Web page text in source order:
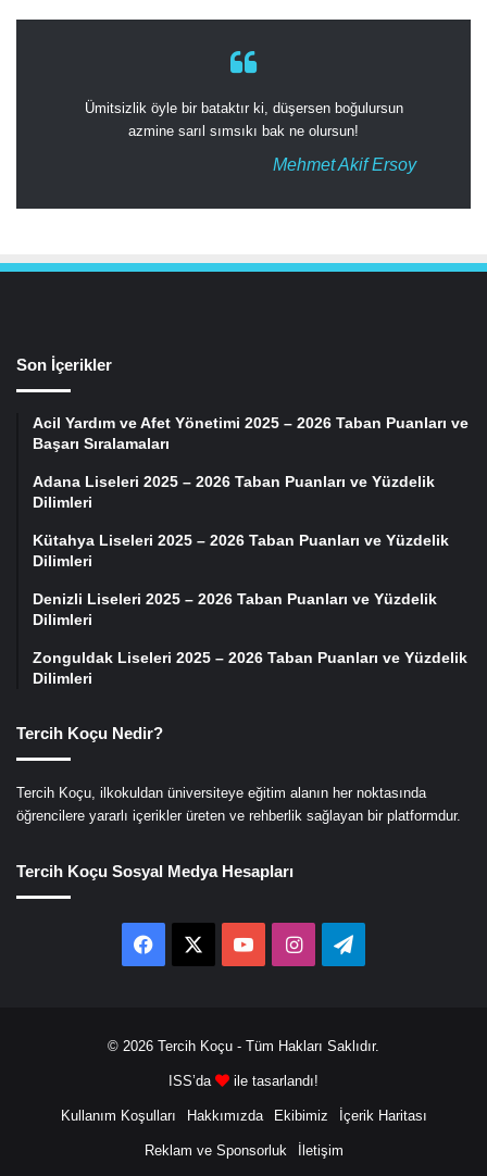
Ümitsizlik öyle bir bataktır ki, düşersen boğulursun
azmine sarıl sımsıkı bak ne olursun!
Mehmet Akif Ersoy
Son İçerikler
Acil Yardım ve Afet Yönetimi 2025 – 2026 Taban Puanları ve
Başarı Sıralamaları
Adana Liseleri 2025 – 2026 Taban Puanları ve Yüzdelik
Dilimleri
Kütahya Liseleri 2025 – 2026 Taban Puanları ve Yüzdelik
Dilimleri
Denizli Liseleri 2025 – 2026 Taban Puanları ve Yüzdelik
Dilimleri
Zonguldak Liseleri 2025 – 2026 Taban Puanları ve Yüzdelik
Dilimleri
Tercih Koçu Nedir?
Tercih Koçu, ilkokuldan üniversiteye eğitim alanın her noktasında
öğrencilere yararlı içerikler üreten ve rehberlik sağlayan bir platformdur.
Tercih Koçu Sosyal Medya Hesapları
Facebook YouTubeInstagramTelegram
© 2026 Tercih Koçu - Tüm Hakları Saklıdır.
ISS’da ile tasarlandı!
Kullanım Koşulları Hakkımızda Ekibimiz İçerik Haritası
Reklam ve Sponsorluk İletişim